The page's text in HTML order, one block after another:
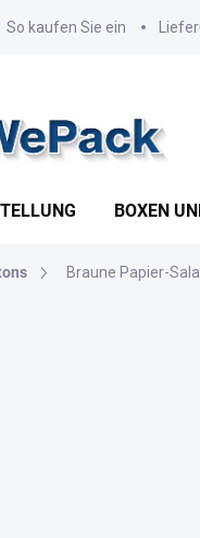
So kaufen Sie ein
BOXEN
Braune Papier-